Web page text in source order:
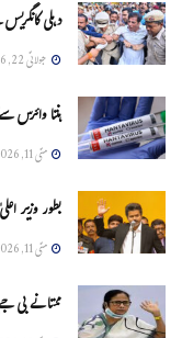
دہلی
جولائی 22, 2026
ہنتا وائرس
مئی 11, 2026
بطور وزیر
مئی 11, 2026
ممتا نے بی